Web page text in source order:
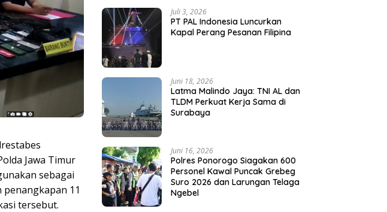
Jawa Timur
sebagai
11
tersebut.
Juli 3, 2026
PT PAL Indonesia Luncurkan
Kapal Perang Pesanan Filipina
Juni 18, 2026
Latma Malindo Jaya: TNI AL dan
TLDM Perkuat Kerja Sama di
Surabaya
Juni 16, 2026
Polres Ponorogo Siagakan 600
Personel Kawal Puncak Grebeg
Suro 2026 dan Larungan Telaga
Ngebel